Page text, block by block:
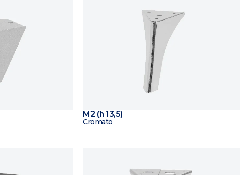
M2 (h 13,5)
Cromato